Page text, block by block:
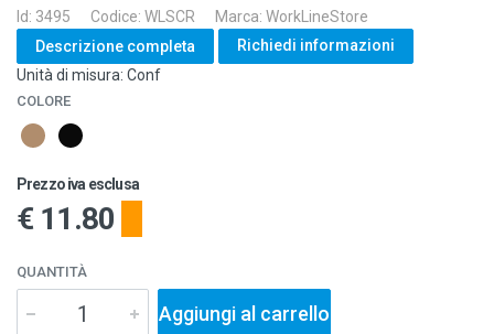
Id: 3495 Codice: WLSCR
Marca: WorkLineStore
Descrizione completa
Richiedi informazioni
Unità di misura: Conf
COLORE
Prezzo iva esclusa
€ 11.80
QUANTITÀ
Aggiungi al carrello